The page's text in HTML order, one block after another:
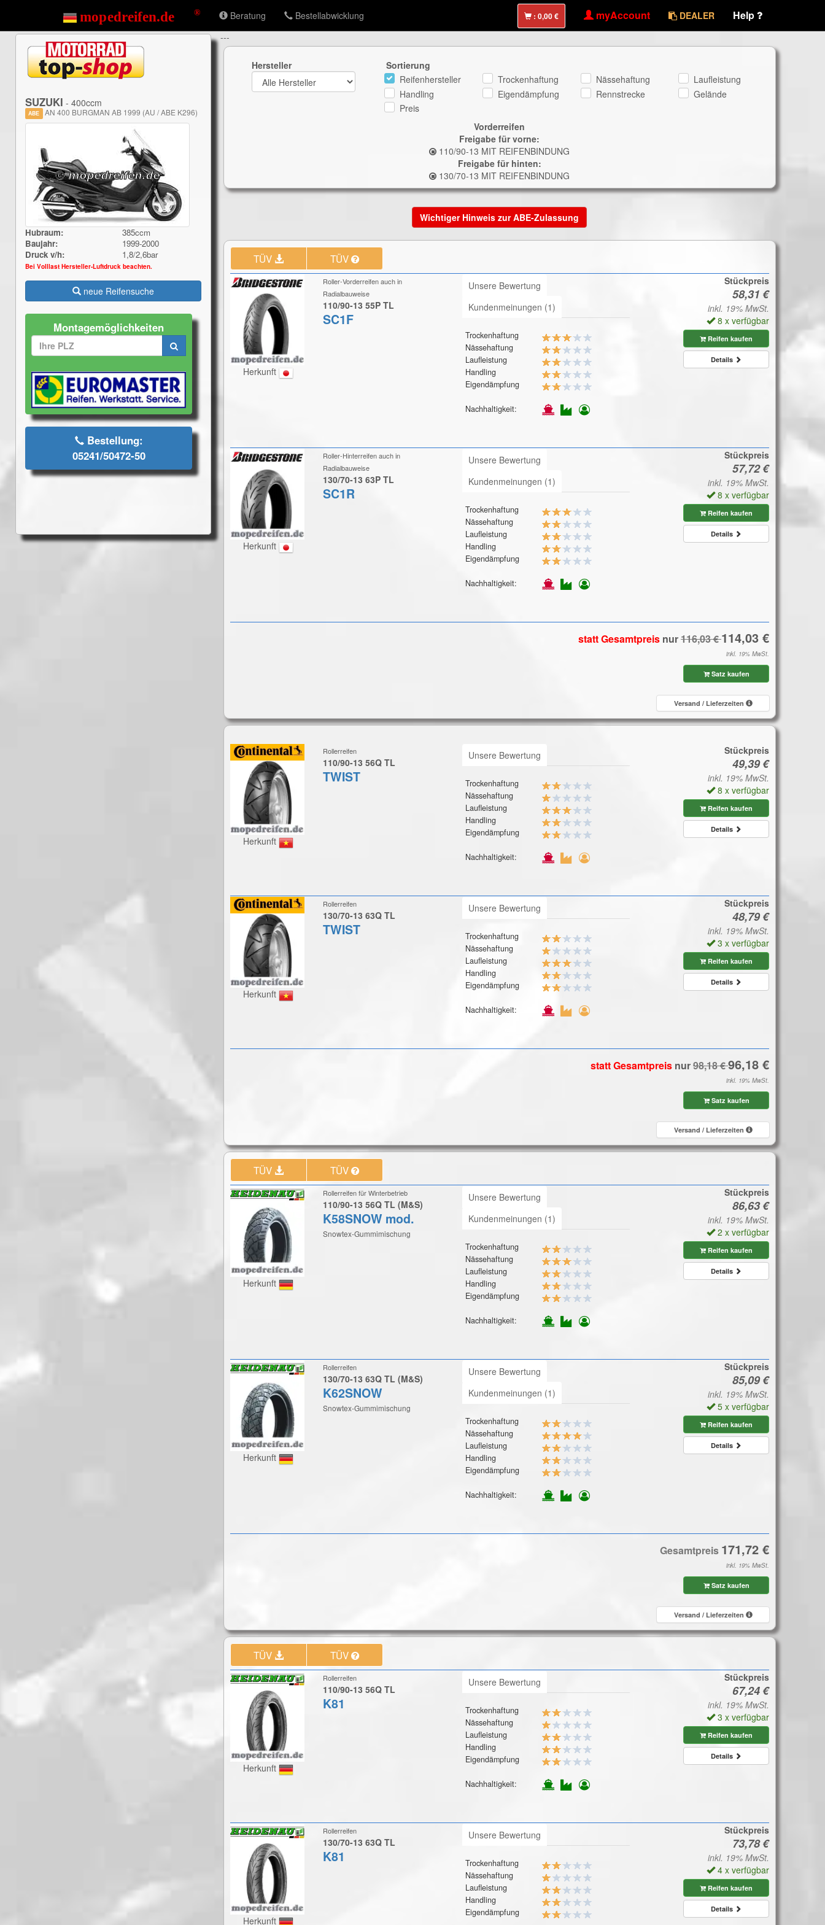
Beratung Bestellabwicklung : myAccount DEALER Help
SUZUKI - 400ccm
ABE AN 400 BURGMAN AB 1999 (AU / ABE K296)
Hubraum:
385ccm
Baujahr:
1999-2000
Druck v/h:
1,8/2,6bar
Bei Volllast Hersteller-Luftdruck beachten.
neue Reifensuche
Montagemöglichkeiten
Bestellung:
05241/50472-50
---
Hersteller
Sortierung
Reifenhersteller
Trockenhaftung Nässehaftung
Laufleistung
Handling
Eigendämpfung Rennstrecke
Gelände
Preis
Vorderreifen
Freigabe für vorne:
110/90-13 MIT REIFENBINDUNG
Freigabe für hinten:
130/70-13 MIT REIFENBINDUNG
Wichtiger Hinweis zur ABE-Zulassung
TÜV TÜV
Herkunft
Roller-Vorderreifen auch in
Radialbauweise
110/90-13 55P TL
SC1F
Unsere Bewertung
Kundenmeinungen (1)
Trockenhaftung
Nässehaftung
Laufleistung
Handling
Eigendämpfung
Nachhaltigkeit:
Stückpreis
inkl. 19% MwSt.
8 x verfügbar
Reifen kaufen
Details
Herkunft
Roller-Hinterreifen auch in
Radialbauweise
130/70-13 63P TL
SC1R
Unsere Bewertung
Kundenmeinungen (1)
Trockenhaftung
Nässehaftung
Laufleistung
Handling
Eigendämpfung
Nachhaltigkeit:
Stückpreis
inkl. 19% MwSt.
8 x verfügbar
Reifen kaufen
Details
statt Gesamtpreis nur
inkl. 19% MwSt.
Satz kaufen
Versand / Lieferzeiten
Herkunft
Rollerreifen
110/90-13 56Q TL
TWIST
Unsere Bewertung
Trockenhaftung
Nässehaftung
Laufleistung
Handling
Eigendämpfung
Nachhaltigkeit:
Stückpreis
inkl. 19% MwSt.
8 x verfügbar
Reifen kaufen
Details
Herkunft
Rollerreifen
130/70-13 63Q TL
TWIST
Unsere Bewertung
Trockenhaftung
Nässehaftung
Laufleistung
Handling
Eigendämpfung
Nachhaltigkeit:
Stückpreis
inkl. 19% MwSt.
3 x verfügbar
Reifen kaufen
Details
statt Gesamtpreis nur
inkl. 19% MwSt.
Satz kaufen
Versand / Lieferzeiten
TÜV TÜV
Herkunft
Rollerreifen für Winterbetrieb
110/90-13 56Q TL (M&S)
K58SNOW mod.
Snowtex-Gummimischung
Unsere Bewertung
Kundenmeinungen (1)
Trockenhaftung
Nässehaftung
Laufleistung
Handling
Eigendämpfung
Nachhaltigkeit:
Stückpreis
inkl. 19% MwSt.
2 x verfügbar
Reifen kaufen
Details
Herkunft
Rollerreifen
130/70-13 63Q TL (M&S)
K62SNOW
Snowtex-Gummimischung
Unsere Bewertung
Kundenmeinungen (1)
Trockenhaftung
Nässehaftung
Laufleistung
Handling
Eigendämpfung
Nachhaltigkeit:
Stückpreis
inkl. 19% MwSt.
5 x verfügbar
Reifen kaufen
Details
Gesamtpreis
inkl. 19% MwSt.
Satz kaufen
Versand / Lieferzeiten
TÜV TÜV
Herkunft
Rollerreifen
110/90-13 56Q TL
K81
Unsere Bewertung
Trockenhaftung
Nässehaftung
Laufleistung
Handling
Eigendämpfung
Nachhaltigkeit:
Stückpreis
inkl. 19% MwSt.
3 x verfügbar
Reifen kaufen
Details
Herkunft
Rollerreifen
130/70-13 63Q TL
K81
Unsere Bewertung
Trockenhaftung
Nässehaftung
Laufleistung
Handling
Eigendämpfung
Stückpreis
inkl. 19% MwSt.
4 x verfügbar
Reifen kaufen
Details